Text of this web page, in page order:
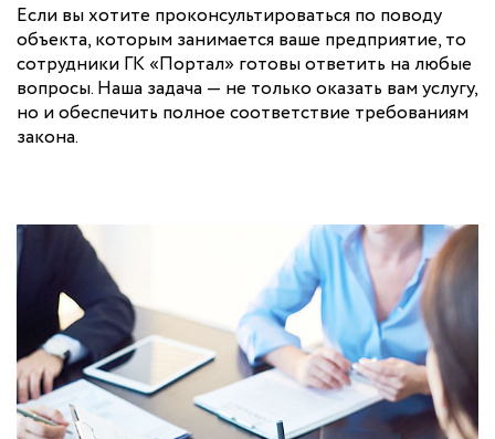
Если вы хотите проконсультироваться по поводу
объекта, которым занимается ваше предприятие, то
сотрудники ГК «Портал» готовы ответить на любые
вопросы. Наша задача — не только оказать вам услугу,
но и обеспечить полное соответствие требованиям
закона.